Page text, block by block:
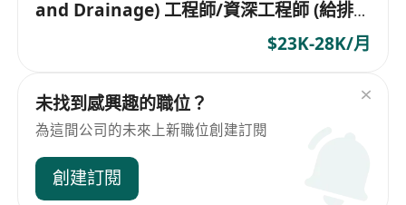
and Drainage) 工程師/資深工程師 (給排
$23K-28K/月
未找到感興趣的職位？
為這間公司的未來上新職位創建訂閱
創建訂閱